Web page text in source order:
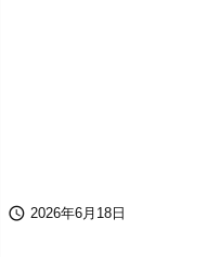
 2026年6月18日